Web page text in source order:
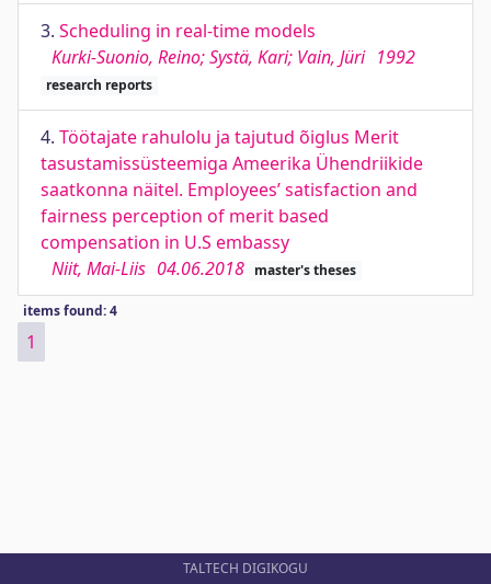
3. Scheduling in real-time models
Kurki-Suonio, Reino; Systä, Kari; Vain, Jüri 1992
research reports
4. Töötajate rahulolu ja tajutud õiglus Merit
tasustamissüsteemiga Ameerika Ühendriikide
saatkonna näitel. Employees’ satisfaction and
fairness perception of merit based
compensation in U.S embassy
Niit, Mai-Liis 04.06.2018 master's theses
items found: 4
1
TALTECH DIGIKOGU